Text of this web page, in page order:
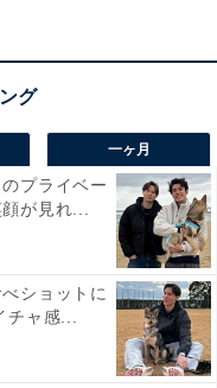
一ヶ月
プライベー
顔が見れ...
ショットに
チャ感...